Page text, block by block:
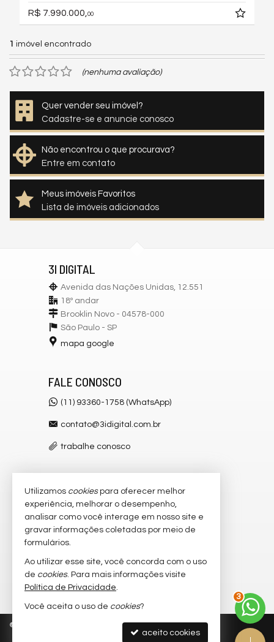
R$ 7.990.000, 00
1 imóvel encontrado
(nenhuma avaliação)
Quer vender seu imóvel?
Cadastre-se e anuncie conosco
Não encontrou o que procurava?
Entre em contato
Meus imóveis Favoritos
Lista de imóveis adicionados
3I DIGITAL
Avenida das Nações Unidas, 12.551
18º andar
Brooklin Novo - 04578-000
São Paulo - SP
mapa google
FALE CONOSCO
(11) 93360-1758 (WhatsApp)
contato@3idigital.com.br
trabalhe conosco
VEJA MAIS
receba nosso newsletter
imóveis favoritos
mapa de imóveis
© Política de Privacidade
3
Utilizamos cookiespara oferecer melhor
experiência, melhorar o desempenho,
analisar como você interage em nosso site e
gravar informações coletadas por meio de
formulários.
Ao utilizar esse site, você concorda com o uso
de cookies. Para mais informações visite
Política de Privacidade.
Você aceita o uso de cookies?
aceito cookies